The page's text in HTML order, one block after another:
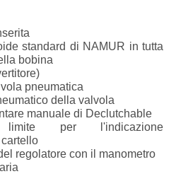
standard di NAMUR in tutta
bobina
pneumatica
della valvola
manuale di Declutchable
per l'indicazione
regolatore con il manometro